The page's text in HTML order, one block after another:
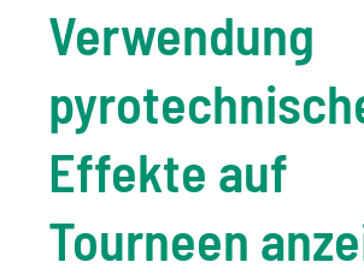
Verwendung
Effekte auf
Tourneen